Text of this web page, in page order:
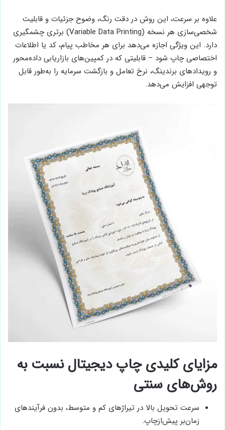
علاوه بر سرعت، این روش در دقت رنگ، وضوح جزئیات و قابلیت
شخصی‌سازی هر نسخه (Variable Data Printing) برتری چشمگیری
دارد. این ویژگی اجازه می‌دهد برای هر مخاطب پیام، کد یا اطلاعات
اختصاصی چاپ شود – قابلیتی که در کمپین‌های بازاریابی داده‌محور
و رویدادهای برندینگ، نرخ تعامل و بازگشت سرمایه را به‌طور قابل
توجهی افزایش می‌دهد.
مزایای کلیدی چاپ دیجیتال نسبت به
روش‌های سنتی
سرعت تحویل بالا در تیراژهای کم و متوسط، بدون فرآیندهای
زمان‌بر پیش‌ازچاپ.